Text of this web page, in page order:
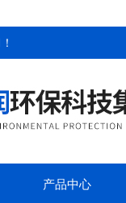
！
产品中心